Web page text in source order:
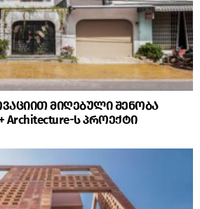
მიღებული შენობა
Architecture-ს პროექტი